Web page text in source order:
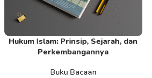
Read More
Hukum Islam: Prinsip, Sejarah, dan
Perkembangannya
Buku Bacaan